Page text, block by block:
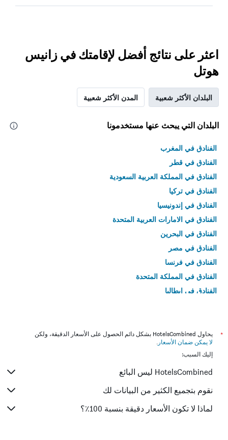
اعثر على نتائج أفضل لإقامتك في زانيس
هوتل
البلدان الأكثر شعبية المدن الأكثر شعبية
البلدان التي يبحث عنها مستخدمونا
الفنادق في المغرب
الفنادق في قطر
الفنادق في المملكة العربية السعودية
الفنادق في تركيا
الفنادق في إندونيسيا
الفنادق في الامارات العربية المتحدة
الفنادق في البحرين
الفنادق في مصر
الفنادق في فرنسا
الفنادق في المملكة المتحدة
الفنادق في إيطاليا
*
يحاول HotelsCombined بشكل دائم الحصول على الأسعار الدقيقة، ولكن
لا يمكن ضمان الأسعار .
إليك السبب:
HotelsCombined ليس البائع
نقوم بتجميع الكثير من البيانات لك
لماذا لا تكون الأسعار دقيقة بنسبة 100٪؟